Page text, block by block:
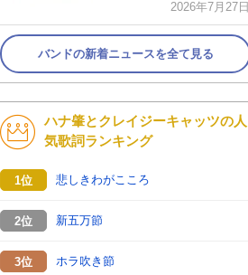
2026年7月27日
バンドの新着ニュースを全て見る
ハナ肇とクレイジーキャッツの人
気歌詞ランキング
1位 悲しきわがこころ
2位 新五万節
3位 ホラ吹き節